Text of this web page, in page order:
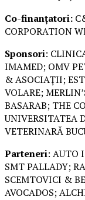
Co-finanțatori:
CORPORATION
Sponsori:
IMAMED; OMV
& ASOCIAȚII;
VOLARE;
BASARAB; THE
UNIVERSITATEA
VETERINARĂ
Parteneri: AUTO
SMT PALLADY;
SCEMTOVICI &
AVOCADOS;